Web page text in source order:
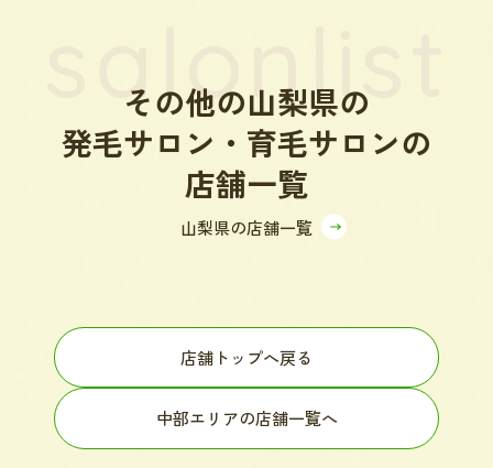
salonlist
その他の山梨県の
発毛サロン・育毛サロンの
店舗一覧
山梨県の店舗一覧
店舗トップへ戻る
中部エリアの店舗一覧へ